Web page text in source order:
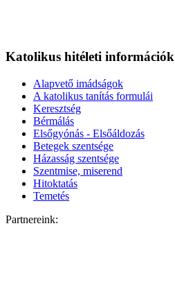
Katolikus hitéleti információk
Alapvető imádságok
A katolikus tanítás formulái
Keresztség
Bérmálás
Elsőgyónás - Elsőáldozás
Betegek szentsége
Házasság szentsége
Szentmise, miserend
Hitoktatás
Temetés
Partnereink: